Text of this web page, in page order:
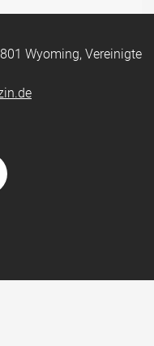
Wyoming, Vereinigte